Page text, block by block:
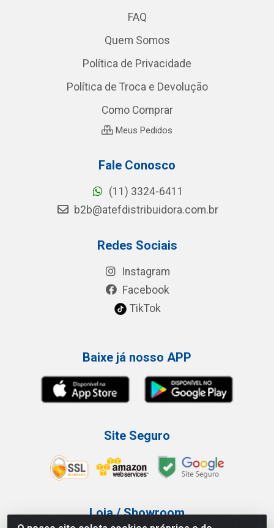
FAQ
Quem Somos
Política de Privacidade
Política de Troca e Devolução
Como Comprar
Meus Pedidos
Fale Conosco
(11) 3324-6411
b2b@atefdistribuidora.com.br
Redes Sociais
Instagram
Facebook
TikTok
Baixe já nosso APP
Site Seguro
Loja / Showroom